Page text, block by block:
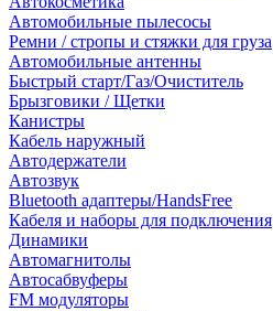
Автомобильные пылесосы
Ремни / стропы и стяжки для груза
Автомобильные антенны
Быстрый старт/Газ/Очиститель
Брызговики / Щетки
Канистры
Кабель наружный
Автодержатели
Автозвук
Bluetooth адаптеры/HandsFree
Кабеля и наборы для подключения
Динамики
Автомагнитолы
Автосабвуферы
FM модуляторы